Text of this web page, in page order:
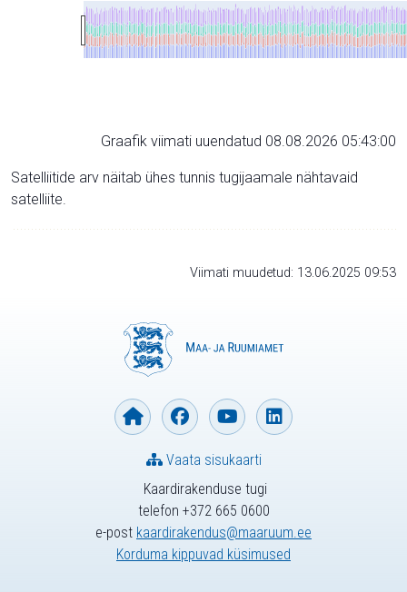
Graafik viimati uuendatud 08.08.2026 05:43:00
Satelliitide arv näitab ühes tunnis tugijaamale nähtavaid
satelliite.
Viimati muudetud: 13.06.2025 09:53
Kaardirakenduse tugi
telefon +372 665 0600
e-post kaardirakendus@maaruum.ee
Korduma kippuvad küsimused
Vaata sisukaarti